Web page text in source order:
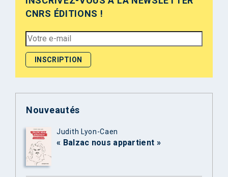
CNRS ÉDITIONS !
Nouveautés
Judith Lyon-Caen
« Balzac nous appartient »